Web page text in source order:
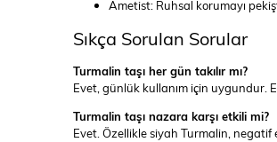
Ametist: Ruhsal korumayı
Sıkça Sorulan Sorular
Turmalin taşı her gün takılır mı?
Evet, günlük kullanım için uygundur.
Turmalin taşı nazara karşı etkili mi?
Evet. Özellikle siyah Turmalin,